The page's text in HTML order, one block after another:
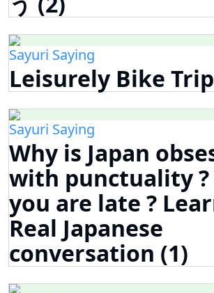
Sayuri Saying
Leisurely Bike
Sayuri Saying
Why is Japan
with punctuality
you are late ?
Real Japanese
conversation (1)